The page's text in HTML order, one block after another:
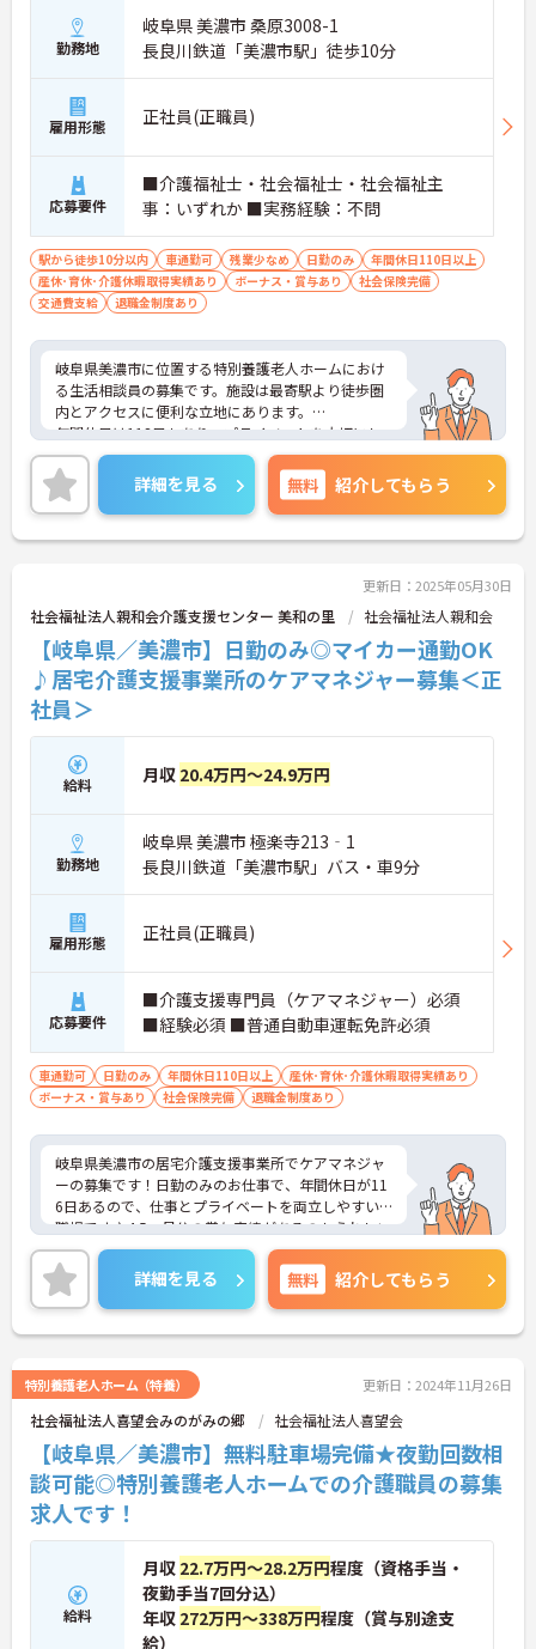
勤務地
岐阜県 美濃市 桑原3008-1
長良川鉄道「美濃市駅」徒歩10分
雇用形態 正社員(正職員)
応募要件
■介護福祉士・社会福祉士・社会福祉主
事：いずれか ■実務経験：不問
駅から徒歩10分以内 車通勤可 残業少なめ 日勤のみ
年間休日110日以上
産休･育休･介護休暇取得実績あり
ボーナス・賞与あり
社会保険完備
交通費支給
退職金制度あり
岐阜県美濃市に位置する特別養護老人ホームにおけ
る生活相談員の募集です。施設は最寄駅より徒歩圏
内とアクセスに便利な立地にあります。
年間休日は118日もあり、プライベートを大切にし
ながらご勤務いただけます。また、育児休業の取得
実績があり、子育て世代の方も安心してご勤務いた
だけます。
ご興味のある方には、面接対策ポイントなど、さら
に詳細をご案内しますのでお気軽にご相談くださ
詳細を見る 無料 紹介してもらう
更新日：2025年05月30日
社会福祉法人親和会介護支援センター 美和の里 社会福祉法人親和会
【岐阜県／美濃市】日勤のみ◎マイカー通勤OK
♪居宅介護支援事業所のケアマネジャー募集＜正
社員＞
給料 月収 20.4万円～24.9万円
勤務地
岐阜県 美濃市 極楽寺213‐1
長良川鉄道「美濃市駅」バス・車9分
雇用形態 正社員(正職員)
応募要件
■介護支援専門員（ケアマネジャー）必須
■経験必須 ■普通自動車運転免許必須
車通勤可 日勤のみ 年間休日110日以上
産休･育休･介護休暇取得実績あり
ボーナス・賞与あり
社会保険完備 退職金制度あり
岐阜県美濃市の居宅介護支援事業所でケアマネジャ
ーの募集です！日勤のみのお仕事で、年間休日が11
6日あるので、仕事とプライベートを両立しやすい
職場です♪4.5ヵ月分の賞与実績があるのもうれしい
ポイント◎ご興味のある方は、面接ポイントをお伝
えしますので、お気軽にご連絡ください。
詳細を見る 無料 紹介してもらう
特別養護老人ホーム（特養） 更新日：2024年11月26日
社会福祉法人喜望会みのがみの郷 社会福祉法人喜望会
【岐阜県／美濃市】無料駐車場完備★夜勤回数相
談可能◎特別養護老人ホームでの介護職員の募集
求人です！
給料
月収 22.7万円～28.2万円程度（資格手当・
夜勤手当7回分込）
年収 272万円～338万円程度（賞与別途支
給）